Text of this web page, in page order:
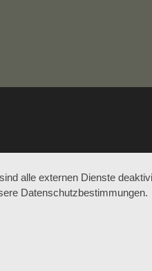
alle externen Dienste
Datenschutzbestimmungen.